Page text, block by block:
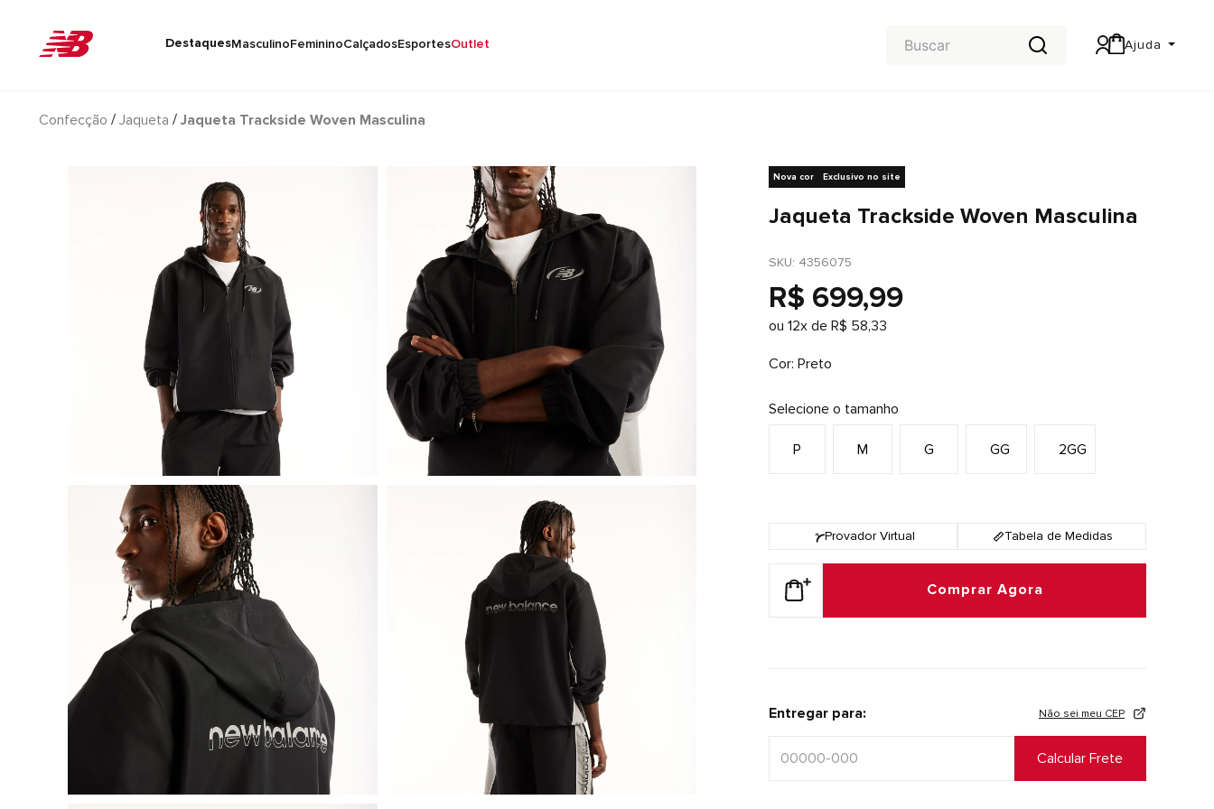
DestaquesMasculinoFemininoCalçadosEsportesOutlet Ajuda
Confecção Jaqueta Jaqueta Trackside Woven Masculina
Nova cor Exclusivo no site
Jaqueta Trackside Woven Masculina
SKU: 4356075
R$ 699,99
ou12x deR$ 58,33
Cor Preto
Selecione o tamanho
2GG
G GG
M
P
Provador Virtual Tabela de Medidas
Comprar Agora
Entregar para: Não sei meu CEP